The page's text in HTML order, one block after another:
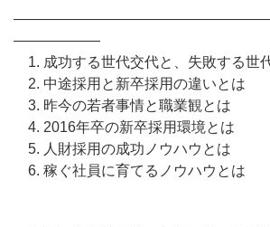
――――――
1. 成功する世代交代と、失敗する世
2. 中途採用と新卒採用の違いとは
3. 昨今の若者事情と職業観とは
4. 2016年卒の新卒採用環境とは
5. 人財採用の成功ノウハウとは
6. 稼ぐ社員に育てるノウハウとは